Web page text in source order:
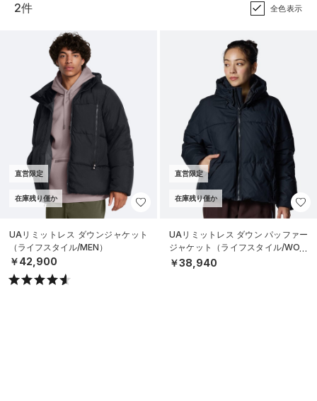
2件 全色表示
直営限定
在庫残り僅か
UAリミットレス ダウンジャケット
（ライフスタイル/MEN）
￥42,900
直営限定
在庫残り僅か
UAリミットレス ダウン パッファー
ジャケット（ライフスタイル/WOM
EN）
￥38,940